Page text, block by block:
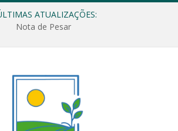
ATUALIZAÇÕES:
Nota de Pesar